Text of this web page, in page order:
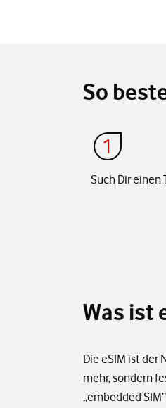
So
Such Dir einen
Was ist
Die eSIM ist der
mehr, sondern
„embedded